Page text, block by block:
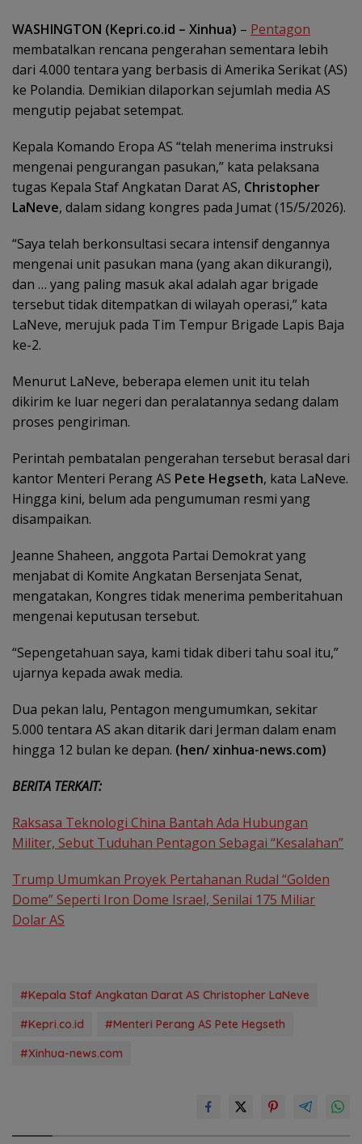
WASHINGTON (Kepri.co.id – Xinhua) – Pentagon
membatalkan rencana pengerahan sementara lebih
dari 4.000 tentara yang berbasis di Amerika Serikat (AS)
ke Polandia. Demikian dilaporkan sejumlah media AS
mengutip pejabat setempat.
Kepala Komando Eropa AS “telah menerima instruksi
mengenai pengurangan pasukan,” kata pelaksana
tugas Kepala Staf Angkatan Darat AS, Christopher
LaNeve, dalam sidang kongres pada Jumat (15/5/2026).
“Saya telah berkonsultasi secara intensif dengannya
mengenai unit pasukan mana (yang akan dikurangi),
dan … yang paling masuk akal adalah agar brigade
tersebut tidak ditempatkan di wilayah operasi,” kata
LaNeve, merujuk pada Tim Tempur Brigade Lapis Baja
ke-2.
Menurut LaNeve, beberapa elemen unit itu telah
dikirim ke luar negeri dan peralatannya sedang dalam
proses pengiriman.
Perintah pembatalan pengerahan tersebut berasal dari
kantor Menteri Perang AS Pete Hegseth, kata LaNeve.
Hingga kini, belum ada pengumuman resmi yang
disampaikan.
Jeanne Shaheen, anggota Partai Demokrat yang
menjabat di Komite Angkatan Bersenjata Senat,
mengatakan, Kongres tidak menerima pemberitahuan
mengenai keputusan tersebut.
“Sepengetahuan saya, kami tidak diberi tahu soal itu,”
ujarnya kepada awak media.
Dua pekan lalu, Pentagon mengumumkan, sekitar
5.000 tentara AS akan ditarik dari Jerman dalam enam
hingga 12 bulan ke depan. (hen/ xinhua-news.com)
BERITA TERKAIT:
Raksasa Teknologi China Bantah Ada Hubungan
Militer, Sebut Tuduhan Pentagon Sebagai “Kesalahan”
Trump Umumkan Proyek Pertahanan Rudal “Golden
Dome” Seperti Iron Dome Israel, Senilai 175 Miliar
Dolar AS
#Kepala Staf Angkatan Darat AS Christopher LaNeve
#Kepri.co.id
#Menteri Perang AS Pete Hegseth
#Xinhua-news.com